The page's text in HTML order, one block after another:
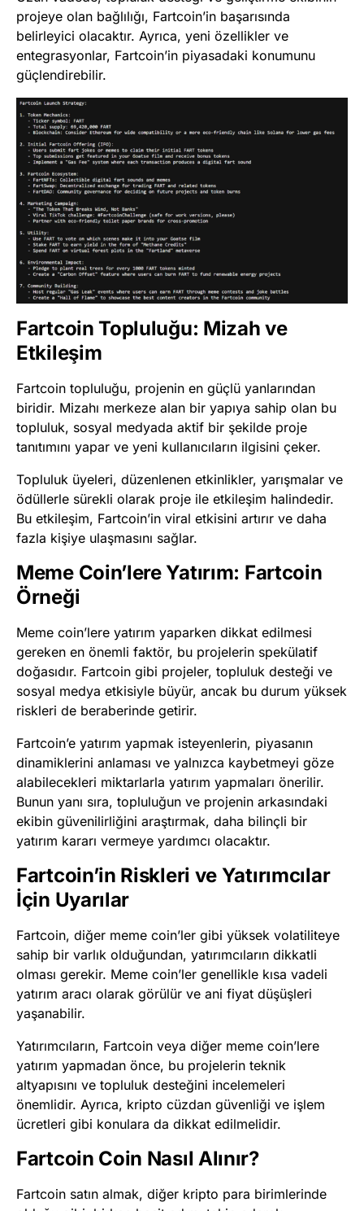
projeye olan bağlılığı, Fartcoin’in başarısında
belirleyici olacaktır. Ayrıca, yeni özellikler ve
entegrasyonlar, Fartcoin’in piyasadaki konumunu
güçlendirebilir.
Fartcoin Topluluğu: Mizah ve
Etkileşim
Fartcoin topluluğu, projenin en güçlü yanlarından
biridir. Mizahı merkeze alan bir yapıya sahip olan bu
topluluk, sosyal medyada aktif bir şekilde proje
tanıtımını yapar ve yeni kullanıcıların ilgisini çeker.
Topluluk üyeleri, düzenlenen etkinlikler, yarışmalar ve
ödüllerle sürekli olarak proje ile etkileşim halindedir.
Bu etkileşim, Fartcoin’in viral etkisini artırır ve daha
fazla kişiye ulaşmasını sağlar.
Meme Coin’lere Yatırım: Fartcoin
Örneği
Meme coin’lere yatırım yaparken dikkat edilmesi
gereken en önemli faktör, bu projelerin spekülatif
doğasıdır. Fartcoin gibi projeler, topluluk desteği ve
sosyal medya etkisiyle büyür, ancak bu durum yüksek
riskleri de beraberinde getirir.
Fartcoin’e yatırım yapmak isteyenlerin, piyasanın
dinamiklerini anlaması ve yalnızca kaybetmeyi göze
alabilecekleri miktarlarla yatırım yapmaları önerilir.
Bunun yanı sıra, topluluğun ve projenin arkasındaki
ekibin güvenilirliğini araştırmak, daha bilinçli bir
yatırım kararı vermeye yardımcı olacaktır.
Fartcoin’in Riskleri ve Yatırımcılar
İçin Uyarılar
Fartcoin, diğer meme coin’ler gibi yüksek volatiliteye
sahip bir varlık olduğundan, yatırımcıların dikkatli
olması gerekir. Meme coin’ler genellikle kısa vadeli
yatırım aracı olarak görülür ve ani fiyat düşüşleri
yaşanabilir.
Yatırımcıların, Fartcoin veya diğer meme coin’lere
yatırım yapmadan önce, bu projelerin teknik
altyapısını ve topluluk desteğini incelemeleri
önemlidir. Ayrıca, kripto cüzdan güvenliği ve işlem
ücretleri gibi konulara da dikkat edilmelidir.
Fartcoin Coin Nasıl Alınır?
Fartcoin satın almak, diğer kripto para birimlerinde